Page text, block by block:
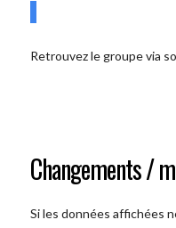
Retrouvez le groupe via
Changements /
Si les données affichées